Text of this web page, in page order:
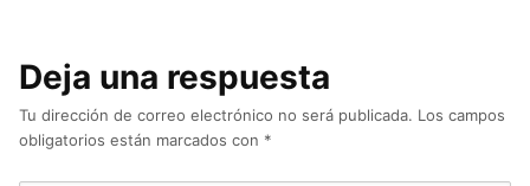
Deja una respuesta
Tu dirección de correo electrónico no será publicada. Los campos
obligatorios están marcados con *